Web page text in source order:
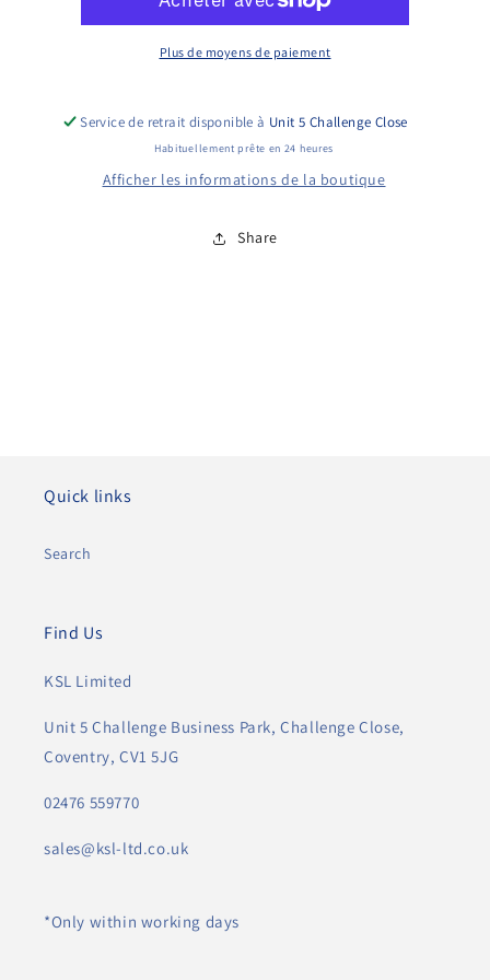
Carburetor Carburetor
Plus de moyens de paiement
Service de retrait disponible à Unit 5 Challenge Close
Habituellement prête en 24 heures
Afficher les informations de la boutique
Share
Quick links
Search
Find Us
KSL Limited
Unit 5 Challenge Business Park, Challenge Close,
Coventry, CV1 5JG
02476 559770
sales@ksl-ltd.co.uk
*Only within working days